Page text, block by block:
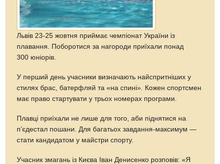
Львів 23-25 жовтня приймає чемпіонат України із
плавання. Поборотися за нагороди приїхали понад
300 юніорів.
У перший день учасники визначають найспритніших у
стилях брас, батерфляй та «на спині». Кожен спортсмен
має право стартувати у трьох номерах програми.
Плавці приїхали не лише для того, аби піднятися на
п’єдестал пошани. Для багатьох завдання-максимум —
стати кандидатом у майстри спорту.
Учасник змагань із Києва Іван Денисенко розповів: «Я